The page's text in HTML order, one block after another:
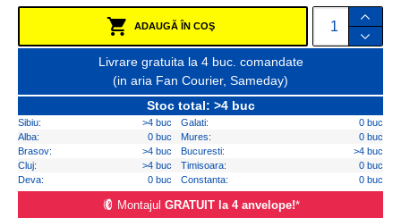
ADAUGĂ ÎN COŞ
Livrare gratuita la 4 buc. comandate
(in aria Fan Courier, Sameday)
Stoc total: >4 buc
Sibiu: >4 buc Galati:
0 buc
Alba:
0 buc Mures:
0 buc
Brasov:
>4 buc Bucuresti:
>4 buc
Cluj:
>4 buc Timisoara:
0 buc
Deva:
0 buc Constanta: 0 buc
Montajul GRATUIT la 4 anvelope!*